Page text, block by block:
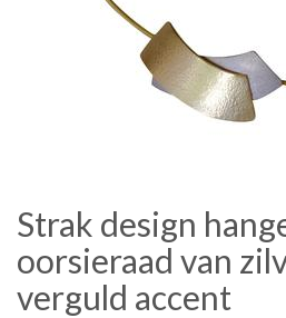
Strak design
oorsieraad van
verguld accent